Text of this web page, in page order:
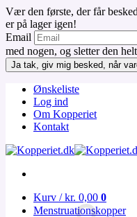
Vær den første, der får besked
er på lager igen!
Email
med nogen, og sletter den
Ja tak, giv mig besked, når
indhold
Ønskeliste
Log ind
Om Kopperiet
Kontakt
Kurv /kr. 0,00 0
Menstruationskopper